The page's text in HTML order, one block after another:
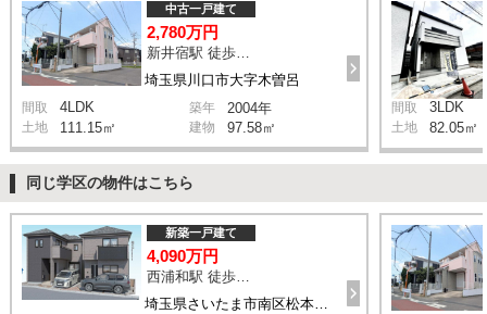
埼玉県川口市大字木曽呂
中古一戸建て
2,780万円
間取 4LDK 築年 2004年
土地 111.15㎡ 建物 97.58㎡
間取 3LDK
土地 82.05㎡
同じ学区の物件はこちら
埼玉県さいたま市南区松本1丁目
新築一戸建て
4,090万円
西浦和駅 徒歩14分